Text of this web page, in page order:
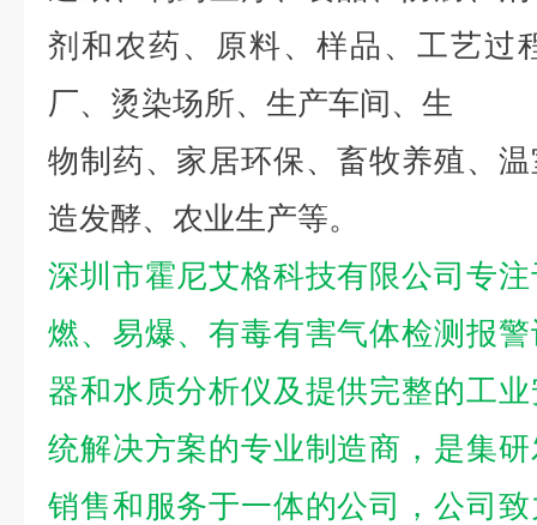
剂和农药、原料、样品、工艺过
厂、烫染场所、生产车间、生
物制药、家居环保、畜牧养殖、
造发酵、农业生产等。
深圳市霍尼艾格科技有限公司专
燃、易爆、有毒有害气体检测报
器和水质分析仪及提供完整的工
统解决方案的专业制造商，是集
销售和服务于一体的公司，公司